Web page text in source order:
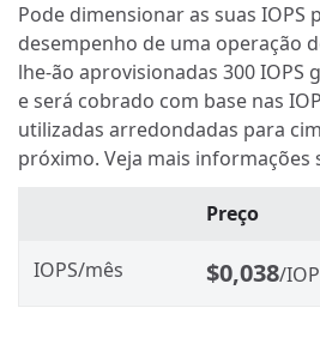
Pode dimensionar as suas IOPS
desempenho de uma operação
lhe-ão aprovisionadas 300
e será cobrado com base nas
utilizadas arredondadas para
próximo. Veja mais informações
Preço
IOPS/mês $0,038/